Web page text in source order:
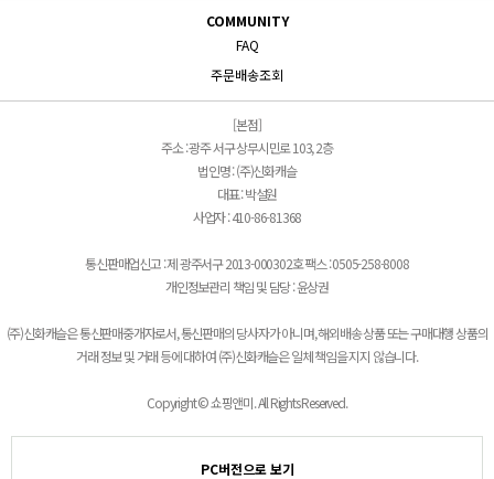
COMMUNITY
FAQ
주문배송조회
[본점]
주소 : 광주 서구 상무시민로 103, 2층
법인명 : (주)신화캐슬
대표 : 박설원
사업자 : 410-86-81368
통신판매업신고 : 제 광주서구 2013-000302호 팩스 : 0505-258-8008
개인정보관리 책임 및 담당 : 윤상권
(주)신화캐슬은 통신판매중개자로서, 통신판매의 당사자가 아니며, 해외배송 상품 또는 구매대행 상품의
거래 정보 및 거래 등에 대하여 (주)신화캐슬은 일체 책임을 지지 않습니다.
Copyright © 쇼핑앤미. All Rights Reserved.
PC버전으로 보기